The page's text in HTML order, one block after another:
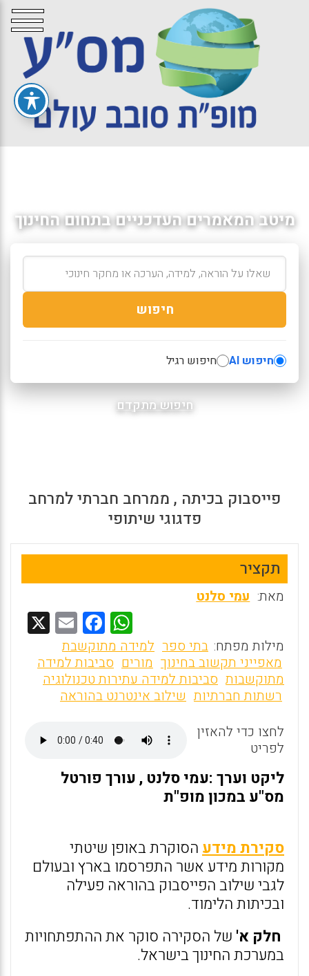
מיטב המאמרים העדכניים בתחום החינוך
חיפוש
חיפוש AI חיפוש רגיל
חיפוש מתקדם
פייסבוק בכיתה , ממרחב חברתי למרחב
פדגוגי שיתופי
תקציר
מאת: עמי סלנט
W
h
at
s
A
p
F
a
ce
b
o
o
k
E
m
ai
l
מילות מפתח: בתי ספר למידה מתוקשבת
מאפייני תקשוב בחינוך מורים סביבות למידה
מתוקשבות סביבות למידה עתירות טכנולוגיה
רשתות חברתיות שילוב אינטרנט בהוראה
לחצו כדי להאזין
לפריט
ליקט וערך :עמי סלנט , עורך פורטל
מס"ע במכון מופ"ת
סקירת מידע הסוקרת באופן שיטתי
מקורות מידע אשר התפרסמו בארץ ובעולם
לגבי שילוב הפייסבוק בהוראה פעילה
ובכיתות הלימוד.
חלק א' של הסקירה סוקר את ההתפתחויות
במערכת החינוך בישראל.